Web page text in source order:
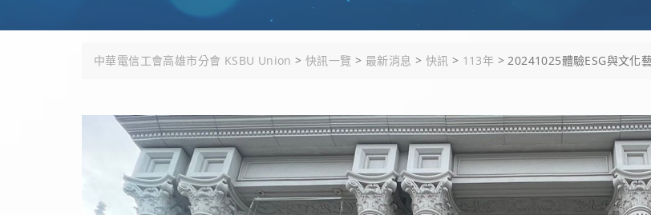
中華電信工會高雄市分會 KSBU Union >快訊一覽 > 最新消息 > 快訊 > 113年 >20241025體驗ESG與文化